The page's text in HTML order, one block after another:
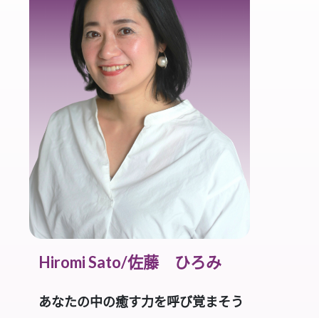
Hiromi Sato/佐藤 ひろみ
あなたの中の癒す力を呼び覚まそう